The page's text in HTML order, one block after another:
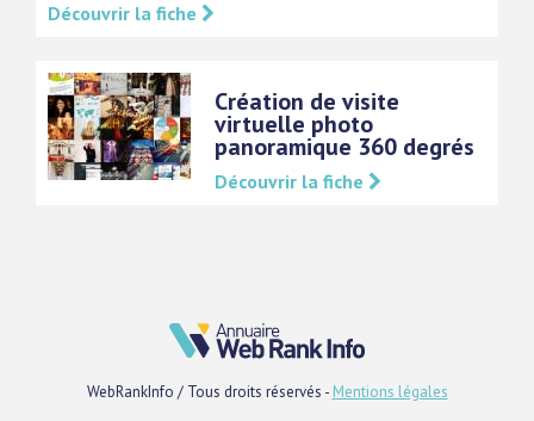
Découvrir la fiche
Création de visite
virtuelle photo
panoramique 360 degrés
Découvrir la fiche
WebRankInfo / Tous droits réservés - Mentions légales